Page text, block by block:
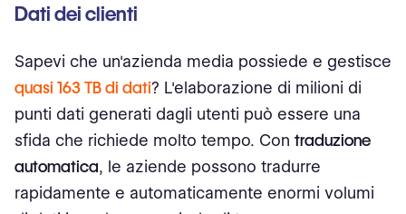
Dati dei clienti
Sapevi che un'azienda media possiede e gestisce
quasi 163 TB di dati? L'elaborazione di milioni di
punti dati generati dagli utenti può essere una
sfida che richiede molto tempo. Con traduzione
automatica, le aziende possono tradurre
rapidamente e automaticamente enormi volumi